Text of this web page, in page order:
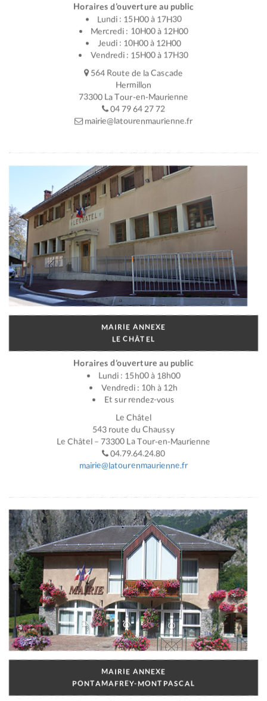
Horaires d’ouverture au public
Lundi : 15H00 à 17H30
Mercredi : 10H00 à 12H00
Jeudi : 10H00 à 12H00
Vendredi : 15H00 à 17H30
564 Route de la Cascade
Hermillon
73300 La Tour-en-Maurienne
04 79 64 27 72
mairie@latourenmaurienne.fr
MAIRIE ANNEXE
LE CHÂTEL
Horaires d’ouverture au public
Lundi : 15h00 à 18h00
Vendredi : 10h à 12h
Et sur rendez-vous
Le Châtel
543 route du Chaussy
Le Châtel – 73300 La Tour-en-Maurienne
04.79.64.24.80
mairie@latourenmaurienne.fr
MAIRIE ANNEXE
PONTAMAFREY-MONTPASCAL